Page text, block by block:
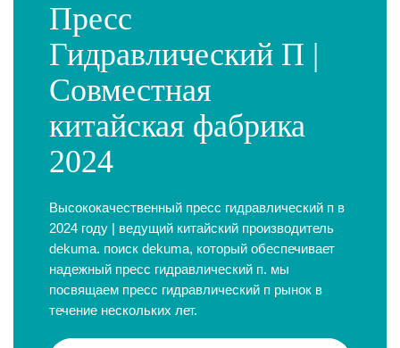
Пресс
Гидравлический П |
Совместная
китайская фабрика
2024
Высококачественный пресс гидравлический п в
2024 году | ведущий китайский производитель
dekuma. поиск dekuma, который обеспечивает
надежный пресс гидравлический п. мы
посвящаем пресс гидравлический п рынок в
течение нескольких лет.